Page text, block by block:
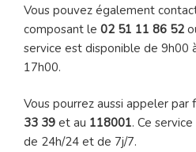
Vous pouvez également
composant le 02 51 11 86 52
service est disponible de 9h00
17h00.
Vous pourrez aussi appeler par
33 39 et au 118001. Ce
de 24h/24 et de 7j/7.